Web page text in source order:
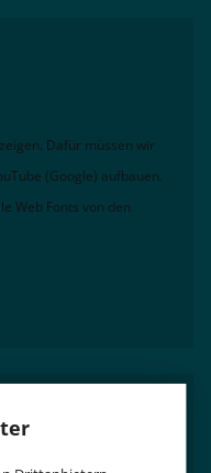
Dafür müssen wir
(Google) aufbauen.
Web Fonts von den